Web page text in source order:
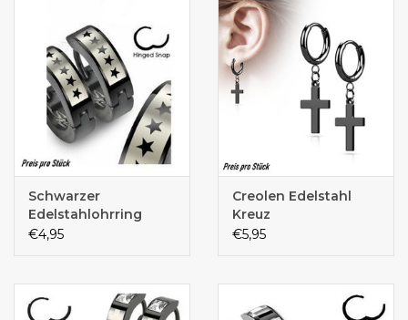
Schwarzer
Edelstahlohrring
€4,95
Creolen Edelstahl
Kreuz
€5,95